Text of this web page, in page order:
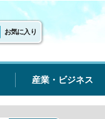
お気に入り
産業・ビジネス